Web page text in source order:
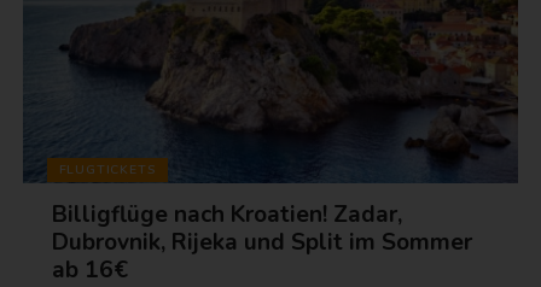
FLUGTICKETS
Billigflüge nach Kroatien! Zadar,
Dubrovnik, Rijeka und Split im Sommer
ab 16€